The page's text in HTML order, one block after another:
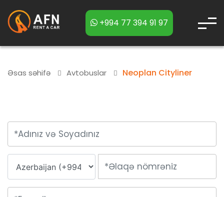
+994 77 394 91 97
Əsas səhifə Avtobuslar Neoplan Cityliner